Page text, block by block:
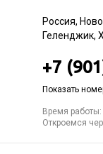
Россия,
Геленджик,
+7
Показать
Время
Откроемся